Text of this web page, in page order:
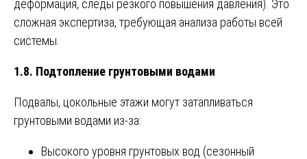
деформация, следы резкого повышения давления). Это
сложная экспертиза, требующая анализа работы всей
системы.
1.8. Подтопление грунтовыми водами
Подвалы, цокольные этажи могут затапливаться
грунтовыми водами из-за:
Высокого уровня грунтовых вод (сезонный